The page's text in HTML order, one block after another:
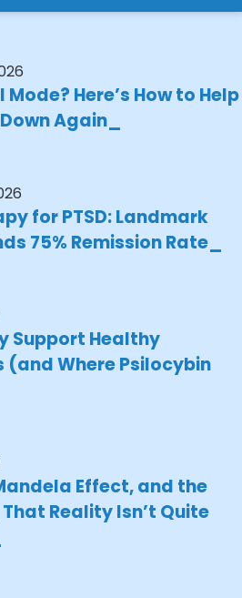
Here’s How to Help
Again
for PTSD: Landmark
75% Remission Rate
Support Healthy
(and Where Psilocybin
Effect, and the
Reality Isn’t Quite